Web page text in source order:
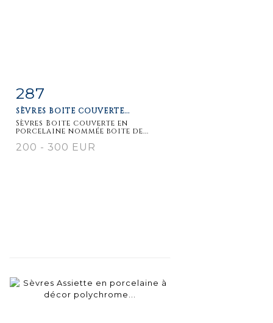
Fiche
287
SÈVRES BOITE COUVERTE...
Sèvres Boite couverte en
porcelaine nommée boite de...
200 - 300 EUR